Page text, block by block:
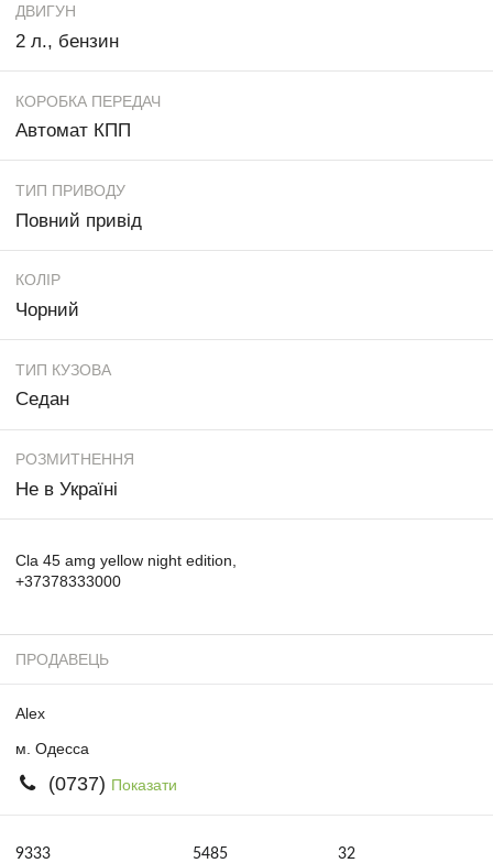
ДВИГУН
2 л., бензин
КОРОБКА ПЕРЕДАЧ
Автомат КПП
ТИП ПРИВОДУ
Повний привід
КОЛІР
Чорний
ТИП КУЗОВА
Седан
РОЗМИТНЕННЯ
Не в Україні
Cla 45 amg yellow night edition,
+37378333000
ПРОДАВЕЦЬ
Alex
м. Одесса
(0737) Показати
9333
5485
32